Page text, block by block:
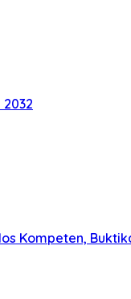
2032
Kompeten,